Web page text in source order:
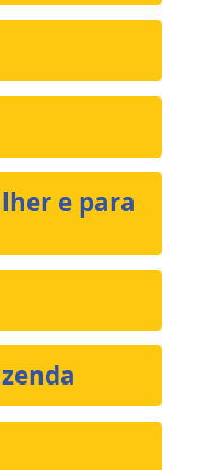
e para